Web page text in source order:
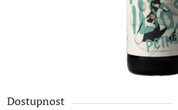
Dostupnost